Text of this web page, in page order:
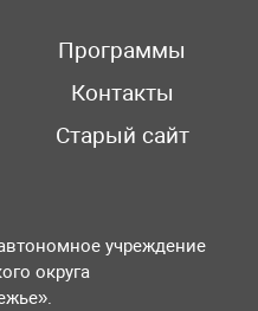
Программы
Контакты
Старый сайт
учреждение
округа